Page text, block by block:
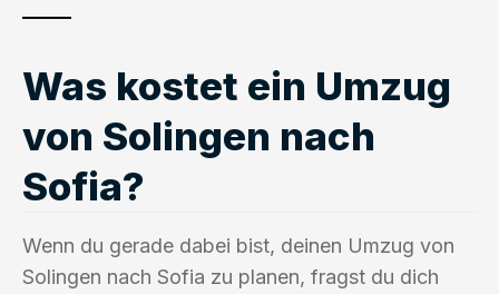
Was kostet ein Umzug
von Solingen nach
Sofia?
Wenn du gerade dabei bist, deinen Umzug von
Solingen nach Sofia zu planen, fragst du dich